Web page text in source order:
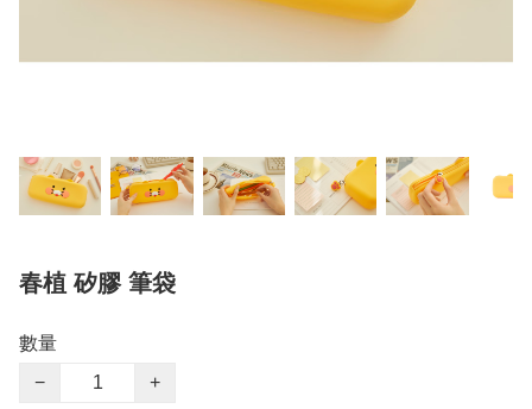
春植 矽膠 筆袋
數量
−
+